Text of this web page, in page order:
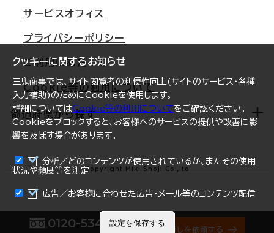
まとめて資料請求
0120-534-011 オフィス探しを依頼する
クッキーに関するお知らせ
三鬼商事では、サイト閲覧者の利便性向上(サイトのサービス・各種
入力補助)のためにCookieを使用します。
詳細についてはCookie等の利用についてをご確認ください。
Cookieをブロックすると、お客様へのサービスの提供や改善に影
響を及ぼす場合があります。
分析／どのコンテンツが使用されているか、またその使用
状況や頻度等を測定
広告／お客様に合わせた広告・メール等のコンテンツ配信
設定を保存する
名古屋
札幌
仙台
横浜
福岡
オフィスリポート
ログイン
サービスオフィス
プライバシーポリシー
ご利用にあたって
Cookie等の利用について
都道府県から探す
北海道
青森県
Copyright Miki Shoji Co.,ltd